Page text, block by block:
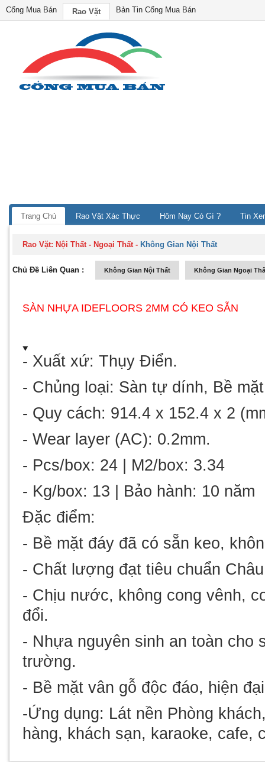
Cổng Mua Bán Rao Vặt Bản Tin Cổng Mua Bán
Trang Chủ Rao Vặt Xác Thực Hôm Nay Có Gì ? Tin
Rao Vặt: Nội Thất - Ngoại Thất- Không Gian Nội Thất
Chủ Đề Liên Quan : Không Gian Nội Thất Không Gian Ngoại
SÀN NHỰA IDEFLOORS 2MM CÓ KEO SẴN
- Xuất xứ: Thụy Điển.
- Chủng loại: Sàn tự dính, Bề
- Quy cách: 914.4 x 152.4 x 2
- Wear layer (AC): 0.2mm.
- Pcs/box: 24 | M2/box: 3.34
- Kg/box: 13 | Bảo hành: 10 năm
Đặc điểm:
- Bề mặt đáy đã có sẵn keo,
- Chất lượng đạt tiêu chuẩn
- Chịu nước, không cong vênh,
đổi.
- Nhựa nguyên sinh an toàn cho
trường.
- Bề mặt vân gỗ độc đáo, hiện
-Ứng dụng: Lát nền Phòng
hàng, khách sạn, karaoke, cafe,